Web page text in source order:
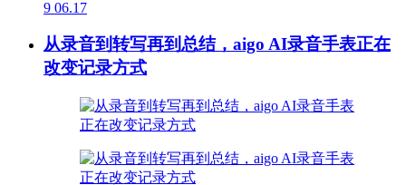
9 06.17
从录音到转写再到总结，aigo AI录音手表正在
改变记录方式